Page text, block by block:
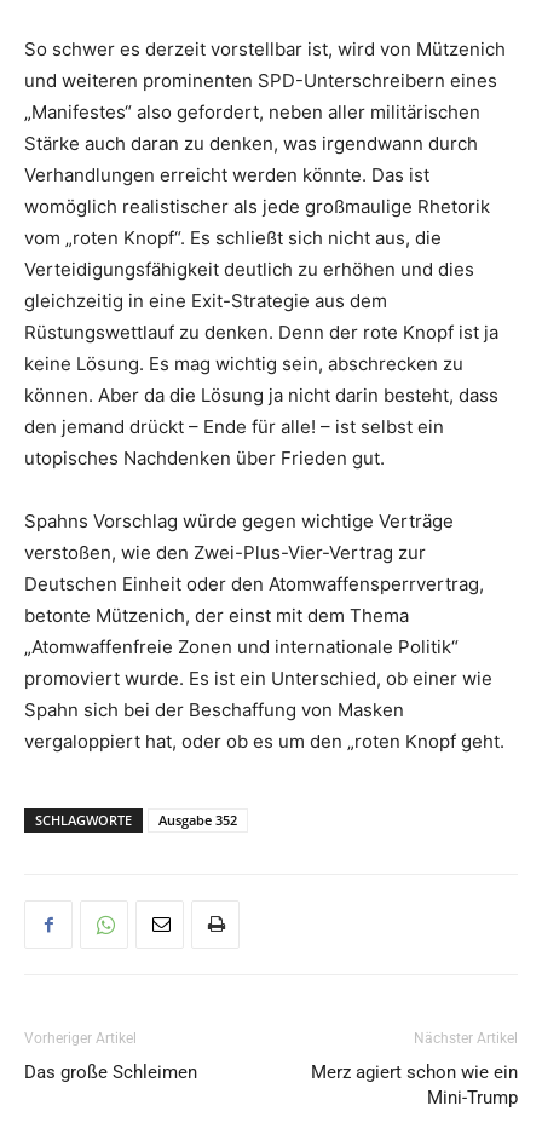
So schwer es derzeit vorstellbar ist, wird von Mützenich
und weiteren prominenten SPD-Unterschreibern eines
„Manifestes“ also gefordert, neben aller militärischen
Stärke auch daran zu denken, was irgendwann durch
Verhandlungen erreicht werden könnte. Das ist
womöglich realistischer als jede großmaulige Rhetorik
vom „roten Knopf“. Es schließt sich nicht aus, die
Verteidigungsfähigkeit deutlich zu erhöhen und dies
gleichzeitig in eine Exit-Strategie aus dem
Rüstungswettlauf zu denken. Denn der rote Knopf ist ja
keine Lösung. Es mag wichtig sein, abschrecken zu
können. Aber da die Lösung ja nicht darin besteht, dass
den jemand drückt – Ende für alle! – ist selbst ein
utopisches Nachdenken über Frieden gut.
Spahns Vorschlag würde gegen wichtige Verträge
verstoßen, wie den Zwei-Plus-Vier-Vertrag zur
Deutschen Einheit oder den Atomwaffensperrvertrag,
betonte Mützenich, der einst mit dem Thema
„Atomwaffenfreie Zonen und internationale Politik“
promoviert wurde. Es ist ein Unterschied, ob einer wie
Spahn sich bei der Beschaffung von Masken
vergaloppiert hat, oder ob es um den „roten Knopf geht.
SCHLAGWORTE Ausgabe 352
Vorheriger Artikel
Das große Schleimen
Nächster Artikel
Merz agiert schon wie ein
Mini-Trump